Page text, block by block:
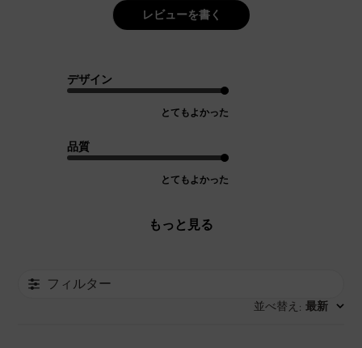
レビューを書く
デザイン
とてもよかった
品質
とてもよかった
もっと見る
フィルター
並べ替え : 最新